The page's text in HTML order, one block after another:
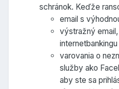
schránok. Keďže
email s
výstražný
varovania o
služby ako
aby ste sa